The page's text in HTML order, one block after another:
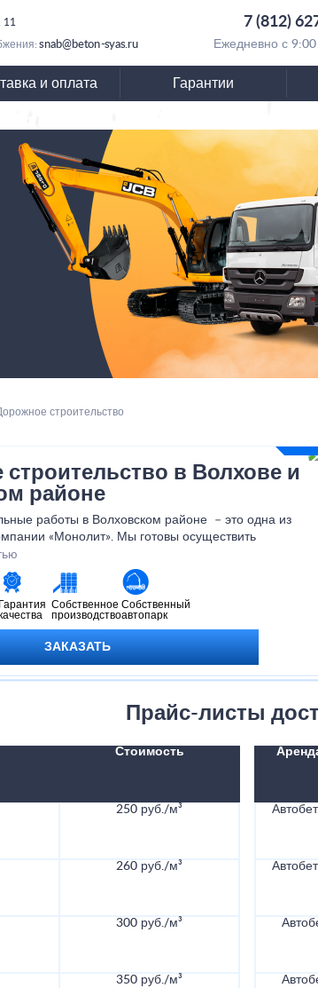
11 7 (812)
snab@beton-syas.ru Ежедневно с
и оплата Гарантии
строительство
в Волхове и
районе
работы в Волховском районе – это одна из
«Монолит». Мы готовы осуществить
любого уровня сложности.
Гарантия Собственное
производство
Собственный
автопарк
ЗАКАЗАТЬ
Прайс-листы
Стоимость
250 руб./м³
260 руб./м³
300 руб./м³
350 руб./м³